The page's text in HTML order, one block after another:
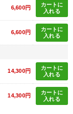
6,600円
カートに
入れる
6,600円
カートに
入れる
14,300円
カートに
入れる
14,300円
カートに
入れる